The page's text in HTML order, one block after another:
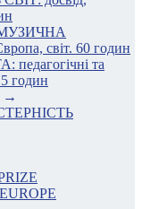
світ. 60 годин
та
годин
→